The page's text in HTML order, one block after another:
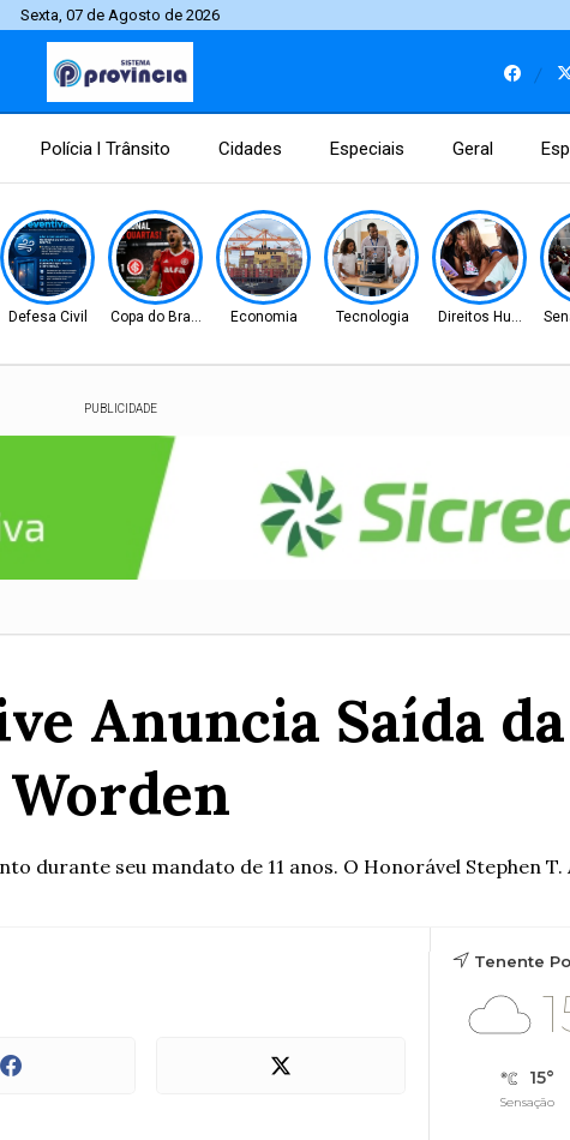
Sexta, 07 de Agosto de 2026
Polícia l Trânsito Cidades Especiais Geral
Defesa Civil Copa do Brasil Economia Tecnologia Direitos Humanos
PUBLICIDADE
Anuncia Saída
Worden
durante seu mandato de 11 anos. O Honorável Stephen T.
Tenente
15°
Sensação